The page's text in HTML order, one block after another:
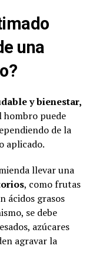
una
y bienestar,
hombro puede
de la
aplicado.
llevar una
, como frutas
ácidos grasos
se debe
azúcares
agravar la